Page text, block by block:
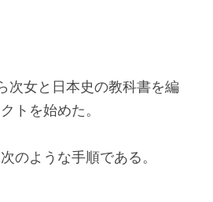
次女と日本史の教科書を編
トを始めた。
のような手順である。